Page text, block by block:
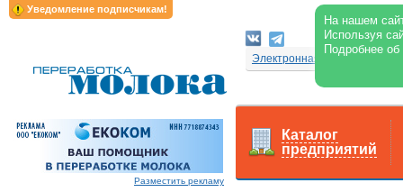
Уведомление подписчикам!
На нашем
Используя
Подробнее
Электронная версия
Разместить рекламу
Каталог
предприятий